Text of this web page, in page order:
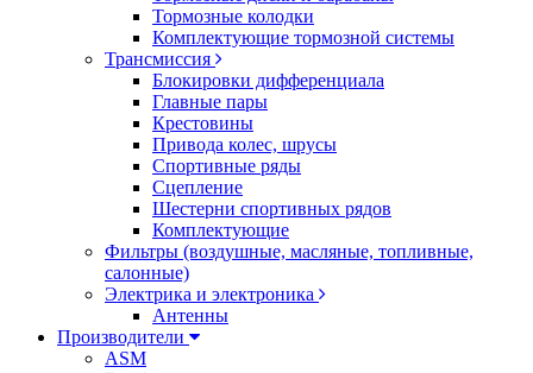
Тормозные колодки
Комплектующие тормозной системы
Трансмиссия
Блокировки дифференциала
Главные пары
Крестовины
Привода колес, шрусы
Спортивные ряды
Сцепление
Шестерни спортивных рядов
Комплектующие
Фильтры (воздушные, масляные, топливные,
салонные)
Электрика и электроника
Антенны
Производители
ASM